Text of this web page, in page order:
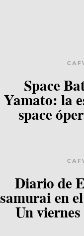
Space
Yamato: la
space
Diario de
samurai en
Un